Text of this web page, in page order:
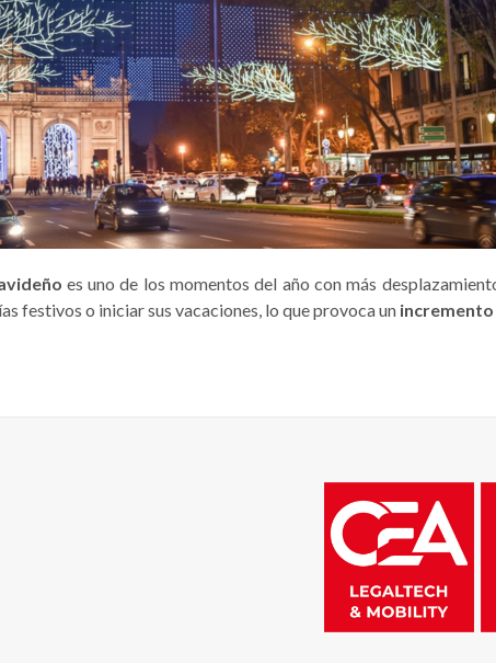
es uno de los momentos del año con más
festivos o iniciar sus vacaciones, lo que provoca un